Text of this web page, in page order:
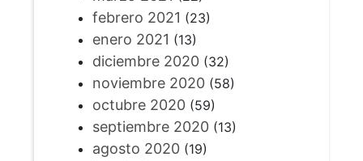
febrero 2021 (23)
enero 2021 (13)
diciembre 2020(32)
noviembre 2020(58)
octubre 2020(59)
septiembre 2020(13)
agosto 2020(19)